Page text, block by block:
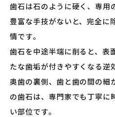
歯石は石のように硬く、専用
豊富な手技がないと、完全に
情です。
歯石を中途半端に削ると、表
たな歯垢が付きやすくなる逆
奥歯の裏側、歯と歯の間の細
の歯石は、専門家でも丁寧に
い部位です。